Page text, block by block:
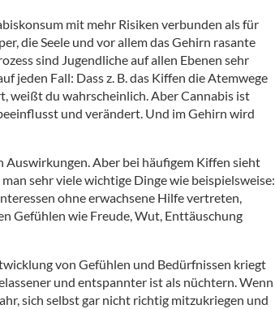
mit mehr Risiken verbunden als für
die Seele und vor allem das Gehirn rasante
sind Jugendliche auf allen Ebenen sehr
jeden Fall: Dass z. B. das Kiffen die Atemwege
weißt du wahrscheinlich. Aber Cannabis ist
und verändert. Und im Gehirn wird
Aber bei häufigem Kiffen sieht
sehr viele wichtige Dinge wie beispielsweise:
ohne erwachsene Hilfe vertreten,
Gefühlen wie Freude, Wut, Enttäuschung
von Gefühlen und Bedürfnissen kriegt
und entspannter ist als nüchtern. Wenn
sich selbst gar nicht richtig mitzukriegen und